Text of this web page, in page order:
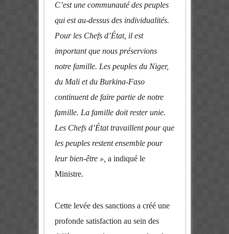
C’est une communauté des peuples
qui est au-dessus des individualités.
Pour les Chefs d’État, il est
important que nous préservions
notre famille. Les peuples du Niger,
du Mali et du Burkina-Faso
continuent de faire partie de notre
famille. La famille doit rester unie.
Les Chefs d’État travaillent pour que
les peuples restent ensemble pour
leur bien-être », a indiqué le
Ministre.
Cette levée des sanctions a créé une
profonde satisfaction au sein des